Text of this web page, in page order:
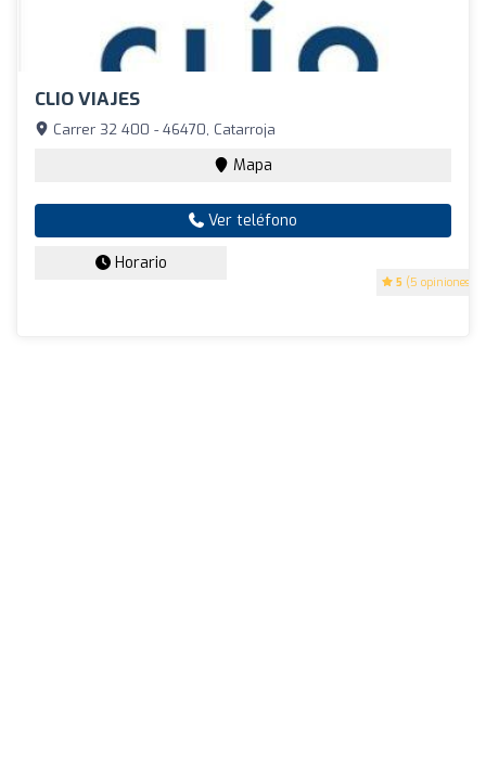
CLIO VIAJES
5 (5 opiniones)
Carrer 32 400 - 46470, Catarroja
Mapa
Ver teléfono
Horario